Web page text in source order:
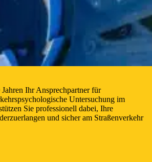
Ihr Ansprechpartner für
Untersuchung im
Sie professionell dabei, Ihre
und sicher am Straßenverkehr